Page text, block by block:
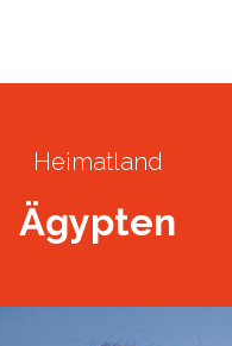
Heimatland
Ägypten